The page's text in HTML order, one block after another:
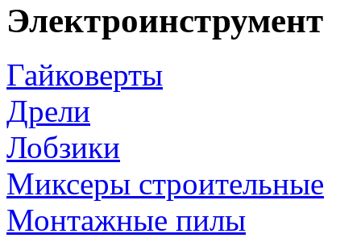
Электроинструмент
Гайковерты
Дрели
Лобзики
Миксеры строительные
Монтажные пилы